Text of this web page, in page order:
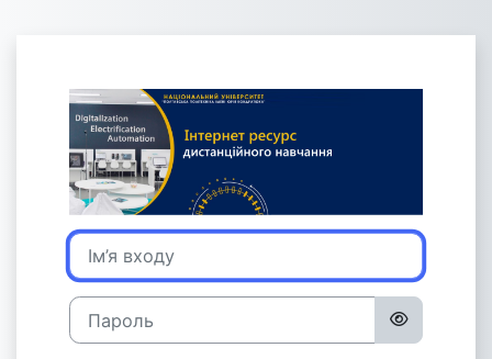
Увійти до
Ім’я входу
Пароль